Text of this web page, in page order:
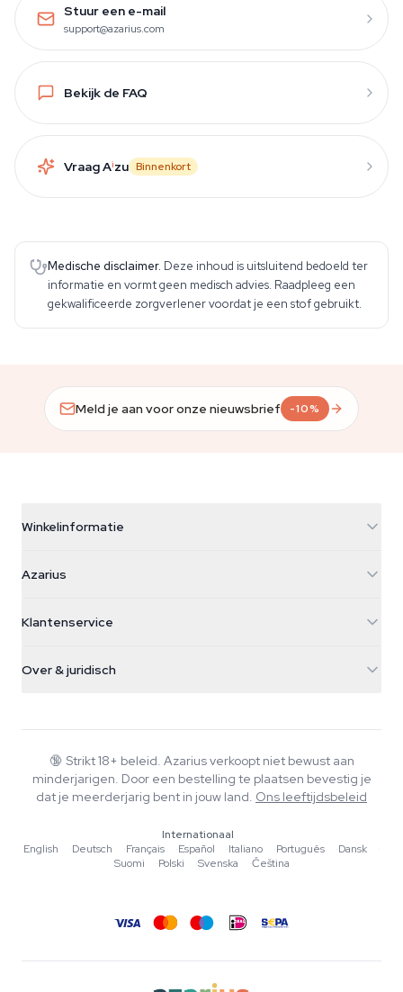
Stuur een e-mail
support@azarius.com
Bekijk de FAQ
Vraag Aizu Binnenkort
Medische disclaimer. Deze inhoud is uitsluitend bedoeld ter
informatie en vormt geen medisch advies. Raadpleeg een
gekwalificeerde zorgverlener voordat je een stof gebruikt.
Meld je aan voor onze nieuwsbrief -10%
Winkelinformatie
Galvaniweg 11
Nederland
+31(0)204897914
Azarius
Smokeshop
Klantenservice
Retourbeleid
Veelgestelde vragen
Privacybeleid
Over & juridisch
Wiki
Schrijvers
Tools & Calculators
🔞 Strikt 18+ beleid. Azarius verkoopt niet bewust aan
minderjarigen. Door een bestelling te plaatsen bevestig je
dat je meerderjarig bent in jouw land. Ons leeftijdsbeleid
Internationaal
English
·Deutsch ·Français ·Español ·Italiano ·Português ·Dansk
·
Suomi
·Polski ·Svenska ·Čeština